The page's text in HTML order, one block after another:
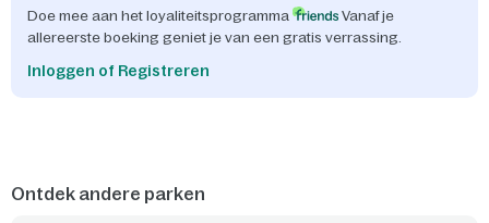
Doe mee aan het loyaliteitsprogramma
Vanaf je
allereerste boeking geniet je van een gratis verrassing.
Inloggen of Registreren
Ontdek andere parken